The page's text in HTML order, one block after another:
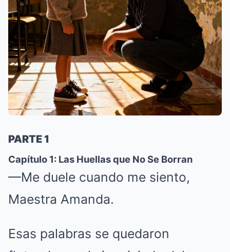
PARTE 1
Capítulo 1: Las Huellas que No Se Borran
—Me duele cuando me siento,
Maestra Amanda.
Esas palabras se quedaron